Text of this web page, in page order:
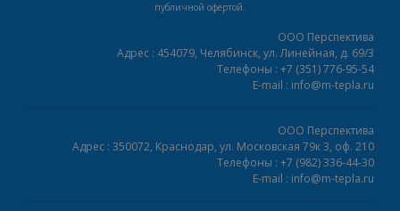
публичной офертой.
ООО Перспектива
Адрес : 454079, Челябинск, ул. Линейная, д. 69/3
Телефоны : +7 (351) 776-95-54
E-mail : info@m-tepla.ru
ООО Перспектива
Адрес : 350072, Краснодар, ул. Московская 79к 3, оф. 210
Телефоны : +7 (982) 336-44-30
E-mail : info@m-tepla.ru